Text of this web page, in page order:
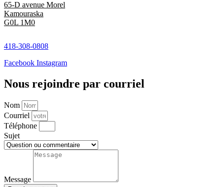
65-D avenue Morel
Kamouraska
G0L 1M0
418-308-0808
Facebook Instagram
Nous rejoindre par courriel
Nom
Courriel
Téléphone
Sujet
Message